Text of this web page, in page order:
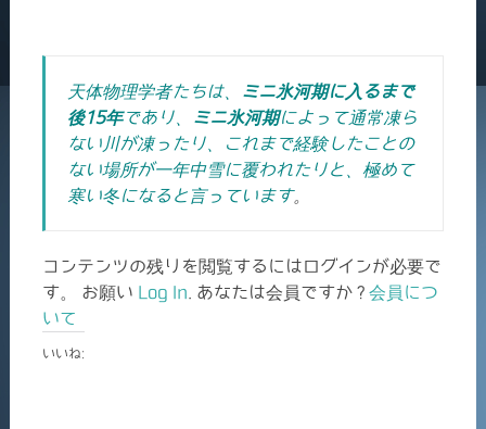
天体物理学者たちは、
ミニ氷河期に入るまで
後15年であり、 ミニ氷河期によって通常凍ら
ない川が凍ったり、これまで経験したことの
ない場所が一年中雪に覆われたりと、極めて
寒い冬になると言っています。
コンテンツの残りを閲覧するにはログインが必要で
す。 お願い Log In . あなたは会員ですか ? 会員につ
いて
いいね: